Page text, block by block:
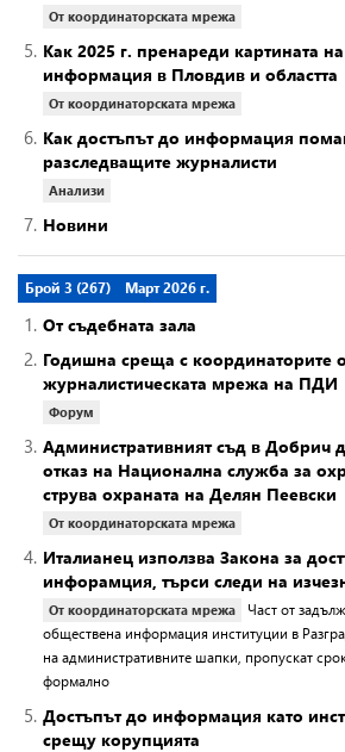
От координаторската мрежа
5. Как 2025 г. пренареди картината
информация в Пловдив и областта
От координаторската мрежа
6. Как достъпът до информация
разследващите журналисти
Анализи
7. Новини
Брой 3 (267) Март 2026 г.
1. От съдебната зала
2. Годишна среща с координаторите
журналистическата мрежа на ПДИ
Форум
3. Административният съд в Добрич
отказ на Национална служба за
струва охраната на Делян Пеевски
От координаторската мрежа
4. Италианец използва Закона за
инфорамция, търси следи на
От координаторската мрежа
Част от
обществена информация институции в
на административните шапки, пропускат
формално
5. Достъпът до информация като
срещу корупцията